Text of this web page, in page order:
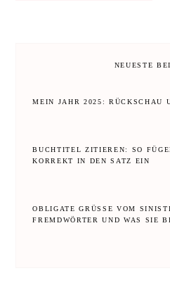
NEUESTE
MEIN JAHR 2025: RÜCKSCHAU
BUCHTITEL ZITIEREN: SO
KORREKT IN DEN SATZ EIN
OBLIGATE GRÜSSE VOM
REMDWÖRTER UND WAS SIE